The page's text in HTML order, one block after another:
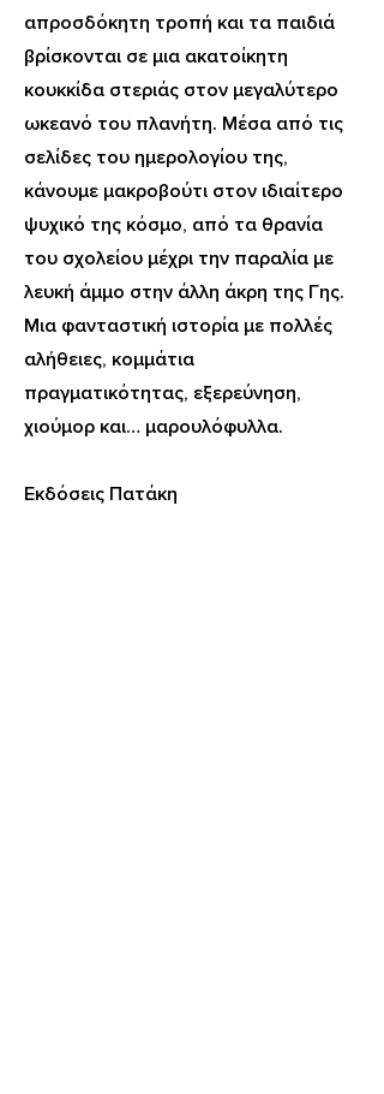
απροσδόκητη τροπή και τα παιδιά
βρίσκονται σε μια ακατοίκητη
κουκκίδα στεριάς στον μεγαλύτερο
ωκεανό του πλανήτη. Μέσα από τις
σελίδες του ημερολογίου της,
κάνουμε μακροβούτι στον ιδιαίτερο
ψυχικό της κόσμο, από τα θρανία
του σχολείου μέχρι την παραλία με
λευκή άμμο στην άλλη άκρη της Γης.
Μια φανταστική ιστορία με πολλές
αλήθειες, κομμάτια
πραγματικότητας, εξερεύνηση,
χιούμορ και… μαρουλόφυλλα.
Εκδόσεις Πατάκη